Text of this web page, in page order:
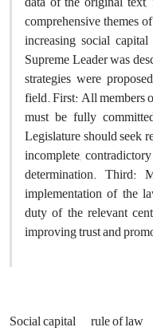
comprehensive themes
increasing social
Supreme Leader was
strategies were
field. First: All members
must be fully
Legislature should seek
incomplete,
determination. Third:
implementation of the
duty of the relevant
improving trust and
Social capital rule of law